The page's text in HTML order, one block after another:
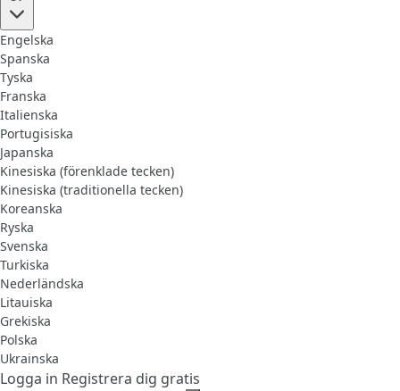
Engelska
Spanska
Tyska
Franska
Italienska
Portugisiska
Japanska
Kinesiska (förenklade tecken)
Kinesiska (traditionella tecken)
Koreanska
Ryska
Svenska
Turkiska
Nederländska
Litauiska
Grekiska
Polska
Ukrainska
Logga in Registrera dig gratis